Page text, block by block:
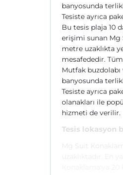
banyosunda
Tesiste ayrıca
Bu tesis plaja 10
erişimi sunan Mg
metre uzaklıkta
mesafededir.
Mutfak
banyosunda
Tesiste ayrıca
olanakları ile
hizmeti de verilir.
Tesis lokasyon
Mg Suit